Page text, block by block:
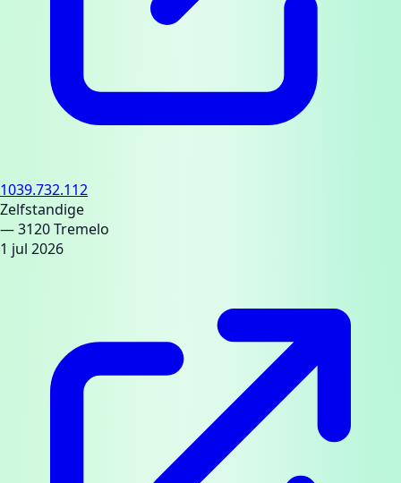
1039.732.112
Zelfstandige
— 3120 Tremelo
1 jul 2026